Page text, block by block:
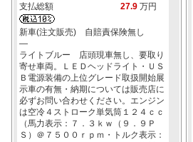
支払総額
27.9 万円
新車(注文販売) 自賠責保険無し
―
ライトブルー 店頭現車無し、要取り
寄せ車両。ＬＥＤヘッドライト・ＵＳ
Ｂ電源装備の上位グレード取扱開始展
示車の有無・納期については販売店に
必ずお問い合わせください。エンジン
は空冷４ストローク単気筒１２４ｃｃ
（馬力表示：７．３ｋｗ（９．９Ｐ
Ｓ）＠７５００ｒｐｍ・トルク表示：